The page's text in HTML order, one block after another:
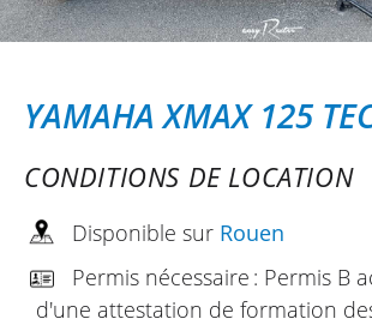
YAMAHA XMAX 125
CONDITIONS DE LOCATION
Disponible sur Rouen
Permis nécessaire : Permis B
d'une attestation de formation